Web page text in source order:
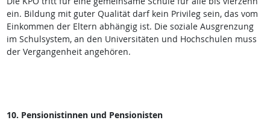
ein. Bildung mit guter Qualität darf kein Privileg sein, das vom
Einkommen der Eltern abhängig ist. Die soziale Ausgrenzung
im Schulsystem, an den Universitäten und Hochschulen muss
der Vergangenheit angehören.
10. Pensionistinnen und Pensionisten